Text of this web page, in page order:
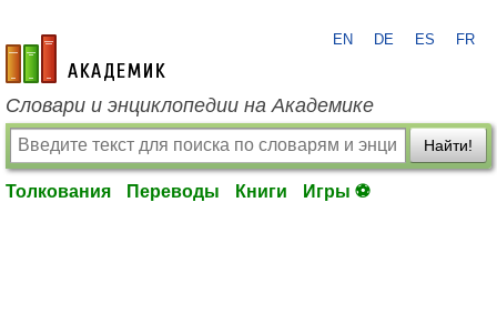
academic.ru
EN DE ES FR
Словари и энциклопедии на Академике
Найти!
Толкования Переводы Книги Игры ⚽